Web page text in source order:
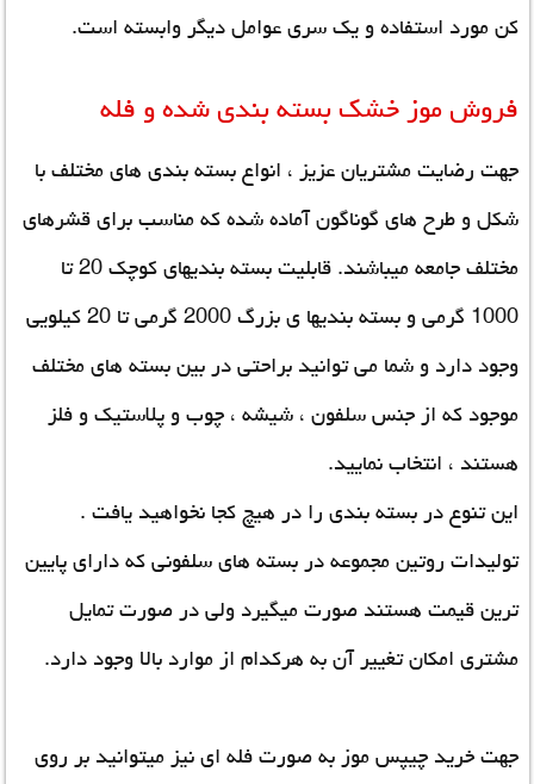
کن مورد استفاده و یک سری عوامل دیگر وابسته است.
فروش موز خشکبسته بندی شده و فله
جهت رضایت مشتریان عزیز ، انواع بسته بندی های مختلف با
شکل و طرح های گوناگون آماده شده که مناسب برای قشرهای
مختلف جامعه میباشند. قابلیت بسته بندیهای کوچک 20 تا
1000 گرمی و بسته بندیها ی بزرگ 2000 گرمی تا 20 کیلویی
وجود دارد و شما می توانید براحتی در بین بسته های مختلف
موجود که از جنس سلفون ، شیشه ، چوب و پلاستیک و فلز
هستند ، انتخاب نمایید.
این تنوع در بسته بندی را در هیچ کجا نخواهید یافت .
تولیدات روتین مجموعه در بسته های سلفونی که دارای پایین
ترین قیمت هستند صورت میگیرد ولی در صورت تمایل
مشتری امکان تغییر آن به هرکدام از موارد بالا وجود دارد.
جهتخرید چیپس موزبه صورت فله ای نیز میتوانید بر روی